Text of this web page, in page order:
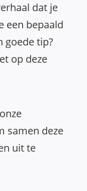
dat je
een bepaald
goede tip?
op deze
samen deze
uit te